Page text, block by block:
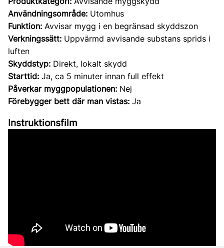
Användningsområde: Utomhus
Funktion: Avvisar mygg i en begränsad skyddszon
Verkningssätt: Uppvärmd avvisande substans sprids i
luften
Skyddstyp: Direkt, lokalt skydd
Starttid: Ja, ca 5 minuter innan full effekt
Påverkar myggpopulationen: Nej
Förebygger bett där man vistas: Ja
Instruktionsfilm